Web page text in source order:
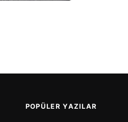
POPÜLER YAZILAR